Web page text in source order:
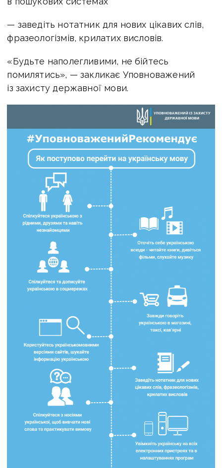
— заведіть нотатник для нових цікавих слів,
фразеологізмів, крилатих висловів.
«Будьте наполегливими, не бійтесь
помилятись», — закликає Уповноважений
із захисту державної мови.